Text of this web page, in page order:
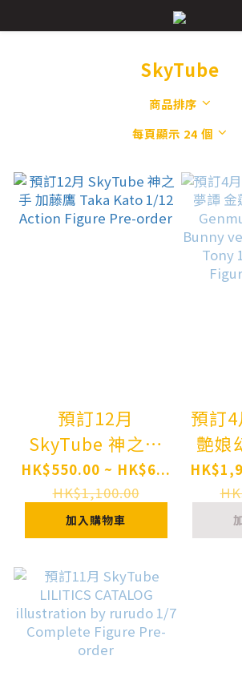
SkyTube
商品排序
每頁顯示 24 個
預訂12月
SkyTube 神之手
加藤鷹 Taka Kato
1/12 Action
Figure Pre-order
HK$550.00 ~ HK$6...
HK$1,100.00
加入購物車
預訂4月
艶娘
兔